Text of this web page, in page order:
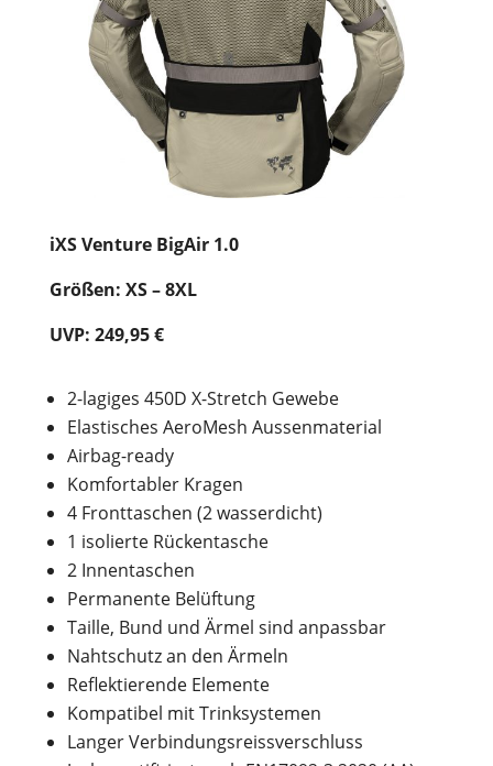
iXS Venture BigAir 1.0
Größen: XS – 8XL
UVP: 249,95 €
2-lagiges 450D X-Stretch Gewebe
Elastisches AeroMesh Aussenmaterial
Airbag-ready
Komfortabler Kragen
4 Fronttaschen (2 wasserdicht)
1 isolierte Rückentasche
2 Innentaschen
Permanente Belüftung
Taille, Bund und Ärmel sind anpassbar
Nahtschutz an den Ärmeln
Reflektierende Elemente
Kompatibel mit Trinksystemen
Langer Verbindungsreissverschluss